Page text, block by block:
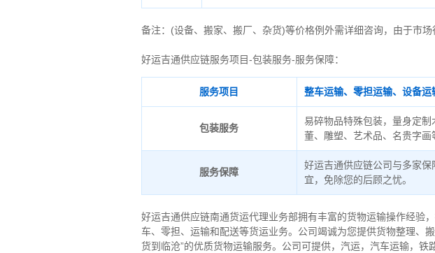
备注： (设备、搬家、搬厂、杂货)等价格例外需详细咨询，由于市
好运吉通供应链服务项目-包装服务-服务保障：
服务项目 整车运输、零担运输、设备运
包装服务
易碎物品特殊包装，量身定
董、雕塑、艺术品、名贵字画
服务保障
好运吉通供应链公司与多家
宜，免除您的后顾之忧。
好运吉通供应链南通货运代理业务部拥有丰富的货物运输操作经验
车、零担、运输和配送等货运业务。公司竭诚为您提供货物整理、
货到临沧”的优质货物运输服务。公司可提供，汽运，汽车运输，